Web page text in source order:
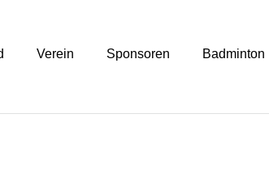
Verein Sponsoren Badminton